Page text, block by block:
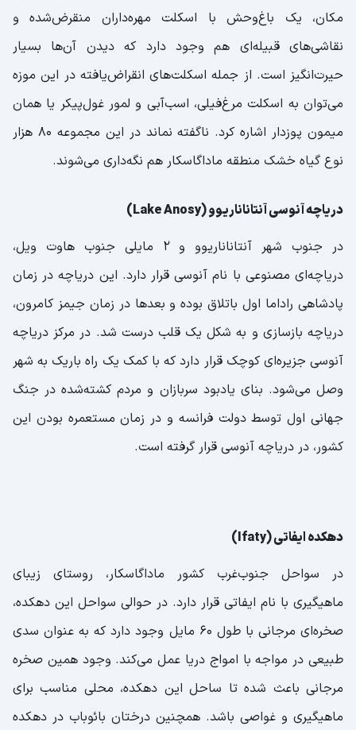
مکان، یک باغ‌وحش با اسکلت مهره‌داران منقرض‌شده و
نقاشی‌های قبیله‌ای هم وجود دارد که دیدن آن‌ها بسیار
حیرت‌انگیز است. از جمله اسکلت‌های انقراض‌یافته در این موزه
می‌توان به اسکلت مرغ‌فیلی، اسب‌‌آبی و لمور غول‌پیکر یا همان
میمون پوزدار اشاره کرد. ناگفته نماند در این مجموعه 80 هزار
نوع گیاه خشک منطقه ماداگاسکار هم نگه‌داری می‌شوند.
دریاچه آنوسی آنتاناناریوو (Lake Anosy)
در جنوب شهر آنتاناناریوو و 2 مایلی جنوب هاوت ویل،
دریاچه‌ای مصنوعی با نام آنوسی قرار دارد. این دریاچه در زمان
پادشاهی راداما اول باتلاق بوده و بعدها در زمان جیمز کامرون،
دریاچه بازسازی و به شکل یک قلب درست شد. در مرکز دریاچه
آنوسی جزیره‌ای کوچک قرار دارد که با کمک یک راه باریک به شهر
وصل می‌شود. بنای یادبود سربازان و مردم کشته‌شده در جنگ
جهانی اول توسط دولت فرانسه و در زمان مستعمره بودن این
کشور، در دریاچه آنوسی قرار گرفته است.
دهکده ایفاتی (Ifaty)
در سواحل جنوب‌غرب کشور ماداگاسکار، روستای زیبای
ماهیگیری با نام ایفاتی قرار دارد. در حوالی سواحل این دهکده،
صخره‌ای مرجانی با طول 60 مایل وجود دارد که به عنوان سدی
طبیعی در مواجه با امواج دریا عمل می‌کند. وجود همین صخره
مرجانی باعث شده تا ساحل این دهکده، محلی مناسب برای
ماهیگیری و غواصی باشد. همچنین درختان بائوباب در دهکده